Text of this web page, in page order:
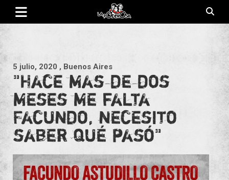
Saltar
contenido
Revista de cultura villera, brazo literario del movimiento La
5 julio, 2020 , Buenos Aires
"Hace mas de dos
meses me falta
Facundo, necesito
saber qué pasó"